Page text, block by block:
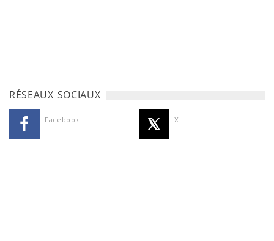
RÉSEAUX SOCIAUX
Facebook X